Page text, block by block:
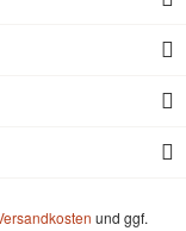
und ggf.